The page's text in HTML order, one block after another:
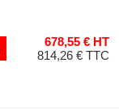
678,55 € HT
814,26 € TTC